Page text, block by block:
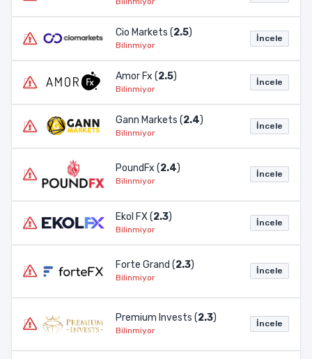
Cio Markets (2.5)
Bilinmiyor
İncele
Amor Fx (2.5)
Bilinmiyor
İncele
Gann Markets (2.4)
Bilinmiyor
İncele
PoundFx (2.4)
Bilinmiyor
İncele
Ekol FX (2.3)
Bilinmiyor
İncele
Forte Grand (2.3)
Bilinmiyor
İncele
Premium Invests (2.3)
Bilinmiyor
İncele